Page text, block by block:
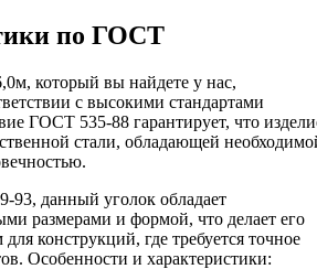
по ГОСТ
который вы найдете у нас,
с высокими стандартами
ГОСТ 535-88 гарантирует, что
стали, обладающей
93, данный уголок обладает
размерами и формой, что делает его
конструкций, где требуется точное
Особенности и характеристики: